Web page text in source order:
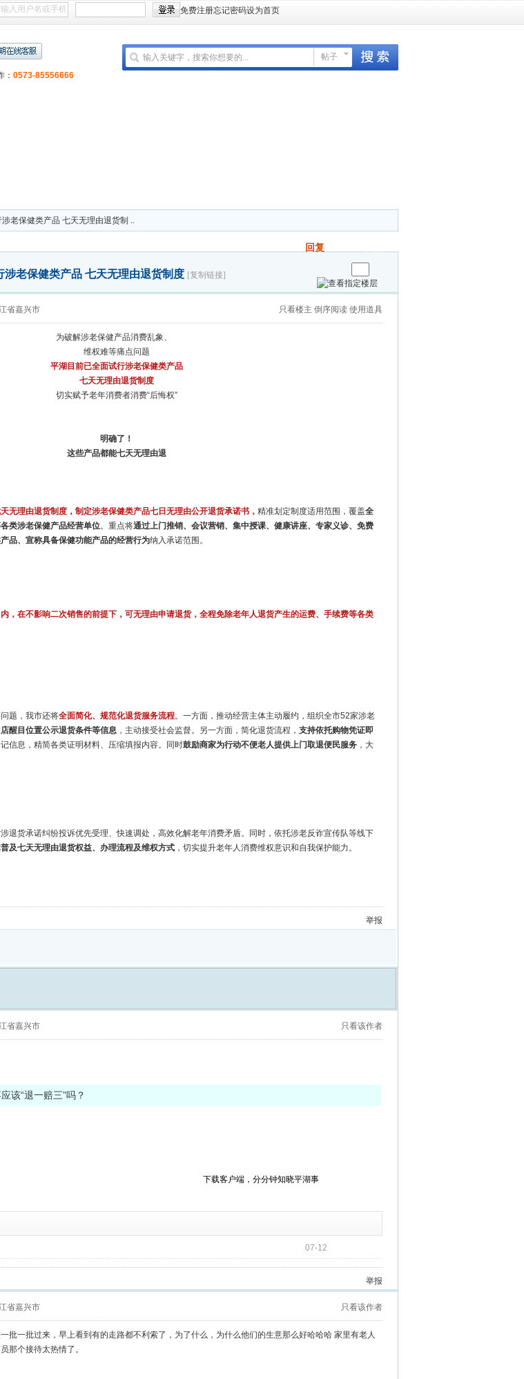
免费注册忘记密码设为首页
： 0573-85556666
帖子
老保健类产品 七天无理由退货制 ..
回复
老保健类产品 七天无理由退货制度 [复制链接]
只看楼主 倒序阅读 使用道具
省嘉兴市
为破解涉老保健产品消费乱象、
维权难等痛点问题
平湖目前已全面试行涉老保健类产品
七天无理由退货制度
切实赋予老年消费者消费“后悔权”
明确了！
这些产品都能七天无理由退
无理由退货制度，制定涉老保健类产品七日无理由公开退货承诺书， 精准划定制度适用范围，覆盖全
类涉老保健产品经营单位。重点将通过上门推销、会议营销、集中授课、健康讲座、专家义诊、免费
品、宣称具备保健功能产品的经营行为纳入承诺范围。
，在不影响二次销售的前提下，可无理由申请退货，全程免除老年人退货产生的运费、手续费等各类
题，我市还将全面简化、规范化退货服务流程。一方面，推动经营主体主动履约，组织全市52家涉老
醒目位置公示退货条件等信息 ，主动接受社会监督。另一方面，简化退货流程， 支持依托购物凭证即
信息，精简各类证明材料、压缩填报内容。同时鼓励商家为行动不便老人提供上门取退便民服务 ，大
涉退货承诺纠纷投诉优先受理、快速调处，高效化解老年消费矛盾。同时，依托涉老反诈宣传队等线下
及七天无理由退货权益、办理流程及维权方式 ，切实提升老年人消费维权意识和自我保护能力。
举报
只看该作者
省嘉兴市
该“退一赔三”吗？
下载客户端，分分钟知晓平湖事
07-12
举报
只看该作者
省嘉兴市
批一批过来，早上看到有的走路都不利索了，为了什么，为什么他们的生意那么好哈哈哈 家里有老人
那个接待太热情了。